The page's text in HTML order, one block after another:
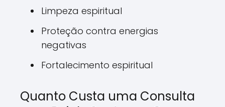
Limpeza espiritual
Proteção contra energias
negativas
Fortalecimento espiritual
Quanto Custa uma Consulta